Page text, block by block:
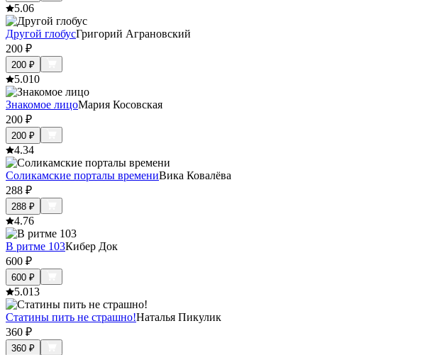
5.06
Другой глобусГригорий Аграновский
200 ₽
200 ₽
5.010
Знакомое лицоМария Косовская
200 ₽
200 ₽
4.34
Соликамские порталы времениВика Ковалёва
288 ₽
288 ₽
4.76
В ритме 103Кибер Док
600 ₽
600 ₽
5.013
Статины пить не страшно!Наталья Пикулик
360 ₽
360 ₽